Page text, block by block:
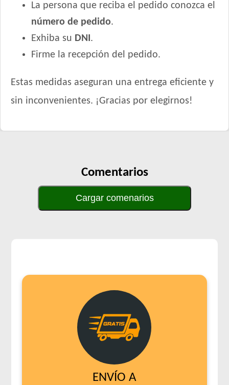
La persona que reciba el pedido conozca el
número de pedido.
Exhiba su DNI.
Firme la recepción del pedido.
Estas medidas aseguran una entrega eficiente y
sin inconvenientes. ¡Gracias por elegirnos!
Comentarios
Cargar comenarios
ENVÍO A